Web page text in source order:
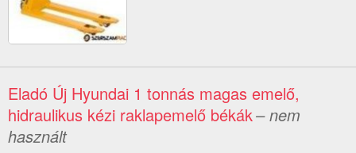
Eladó Új Hyundai 1 tonnás magas emelő,
hidraulikus kézi raklapemelő békák– nem
használt